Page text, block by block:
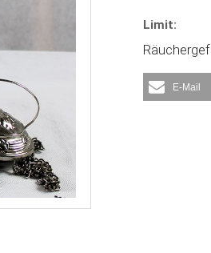
Limit:
E-Mail